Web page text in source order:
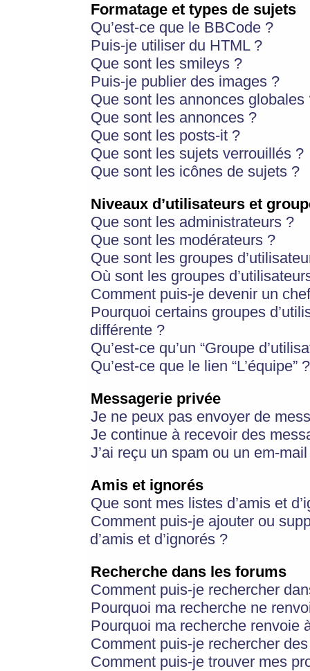
Formatage et types de sujets
Qu’est-ce que le BBCode ?
Puis-je utiliser du HTML ?
Que sont les smileys ?
Puis-je publier des images ?
Que sont les annonces globales
Que sont les annonces ?
Que sont les posts-it ?
Que sont les sujets verrouillés ?
Que sont les icônes de sujets ?
Niveaux d’utilisateurs et
Que sont les administrateurs ?
Que sont les modérateurs ?
Que sont les groupes
Où sont les groupes
Comment puis-je devenir un
Pourquoi certains groupes
différente ?
Qu’est-ce qu’un “Groupe
Qu’est-ce que le lien “L’équipe” ?
Messagerie privée
Je ne peux pas envoyer de
Je continue à recevoir des
J’ai reçu un spam ou un em-
Amis et ignorés
Que sont mes listes d’amis et
Comment puis-je ajouter ou
d’amis et d’ignorés ?
Recherche dans les forums
Comment puis-je rechercher
Pourquoi ma recherche ne
Pourquoi ma recherche renvoie
Comment puis-je rechercher
Comment puis-je trouver mes